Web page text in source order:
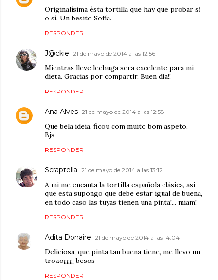
Originalísima ésta tortilla que hay que probar sí
o sí. Un besito Sofía.
RESPONDER
J@ckie 21 de mayo de 2014 a las 12:56
Mientras lleve lechuga sera excelente para mi
dieta. Gracias por compartir. Buen dia!!
RESPONDER
Ana Alves 21 de mayo de 2014 a las 12:58
Que bela ideia, ficou com muito bom aspeto.
Bjs
RESPONDER
Scraptella 21 de mayo de 2014 a las 13:12
A mi me encanta la tortilla española clásica, asi
que esta supongo que debe estar igual de buena,
en todo caso las tuyas tienen una pinta!... miam!
RESPONDER
Adita Donaire 21 de mayo de 2014 a las 14:04
Deliciosa, que pinta tan buena tiene, me llevo un
trozo¡¡¡¡¡¡¡ besos
RESPONDER